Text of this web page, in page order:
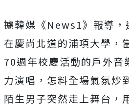
據韓媒《News1》報導，
在慶尚北道的浦項大學，
70週年校慶活動的戶外音
力演唱，怎料全場氣氛炒
陌生男子突然走上舞台，